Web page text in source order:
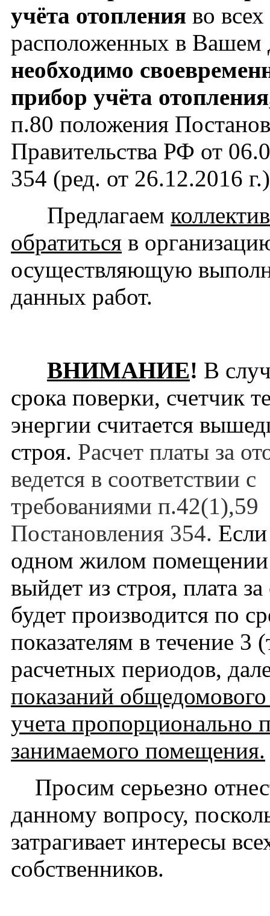
учёта отопления во
расположенных в Вашем
необходимо
прибор учёта
п.80 положения
Правительства РФ от
354 (ред. от 26.12.2016
Предлагаем
обратиться в
осуществляющую
данных работ.
ВНИМАНИЕ! В
срока поверки, счетчик
энергии считается
строя. Расчет платы за
ведется в соответствии с
требованиями п.42(1),59
Постановления 354.
одном жилом
выйдет из строя, плата
будет производится по
показателям в течение 3
расчетных периодов,
показаний
учета пропорционально
занимаемого помещения.
Просим серьезно
данному вопросу,
затрагивает интересы
собственников.